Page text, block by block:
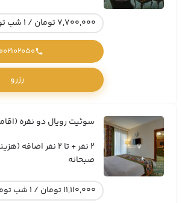
7,700,000 تومان / 1 شب تومان / شب
رزرو
سوئیت رویال دو نفره
2 نفر + تا 2 نفر اضافه (هزینه مجزا)
صبحانه
11,110,000 تومان / 1 شب تومان / شب